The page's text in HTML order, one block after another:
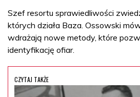
Szef resortu sprawiedliwości
których działa Baza. Ossowski
wdrażają nowe metody, które
identyfikację ofiar.
CZYTAJ TAKŻE